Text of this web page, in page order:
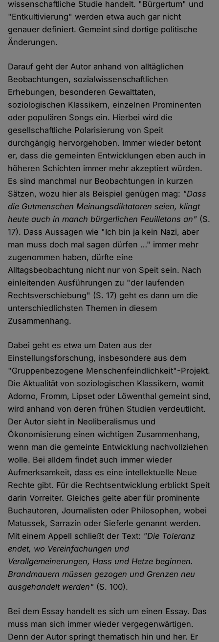
wissenschaftliche Studie handelt. "Bürgertum" und
"Entkultivierung" werden etwa auch gar nicht
genauer definiert. Gemeint sind dortige politische
Änderungen.
Darauf geht der Autor anhand von alltäglichen
Beobachtungen, sozialwissenschaftlichen
Erhebungen, besonderen Gewalttaten,
soziologischen Klassikern, einzelnen Prominenten
oder populären Songs ein. Hierbei wird die
gesellschaftliche Polarisierung von Speit
durchgängig hervorgehoben. Immer wieder betont
er, dass die gemeinten Entwicklungen eben auch in
höheren Schichten immer mehr akzeptiert würden.
Es sind manchmal nur Beobachtungen in kurzen
Sätzen, wozu hier als Beispiel genügen mag: "Dass
die Gutmenschen Meinungsdiktatoren seien, klingt
heute auch in manch bürgerlichen Feuilletons an" (S.
17). Dass Aussagen wie "Ich bin ja kein Nazi, aber
man muss doch mal sagen dürfen …" immer mehr
zugenommen haben, dürfte eine
Alltagsbeobachtung nicht nur von Speit sein. Nach
einleitenden Ausführungen zu "der laufenden
Rechtsverschiebung" (S. 17) geht es dann um die
unterschiedlichsten Themen in diesem
Zusammenhang.
Dabei geht es etwa um Daten aus der
Einstellungsforschung, insbesondere aus dem
"Gruppenbezogene Menschenfeindlichkeit"-Projekt.
Die Aktualität von soziologischen Klassikern, womit
Adorno, Fromm, Lipset oder Löwenthal gemeint sind,
wird anhand von deren frühen Studien verdeutlicht.
Der Autor sieht in Neoliberalismus und
Ökonomisierung einen wichtigen Zusammenhang,
wenn man die gemeinte Entwicklung nachvollziehen
wolle. Bei alldem findet auch immer wieder
Aufmerksamkeit, dass es eine intellektuelle Neue
Rechte gibt. Für die Rechtsentwicklung erblickt Speit
darin Vorreiter. Gleiches gelte aber für prominente
Buchautoren, Journalisten oder Philosophen, wobei
Matussek, Sarrazin oder Sieferle genannt werden.
Mit einem Appell schließt der Text: "Die Toleranz
endet, wo Vereinfachungen und
Verallgemeinerungen, Hass und Hetze beginnen.
Brandmauern müssen gezogen und Grenzen neu
ausgehandelt werden" (S. 100).
Bei dem Essay handelt es sich um einen Essay. Das
muss man sich immer wieder vergegenwärtigen.
Denn der Autor springt thematisch hin und her. Er